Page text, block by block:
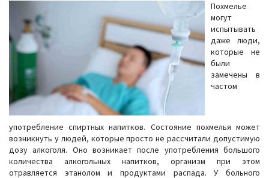
Похмелье
могут
испытывать
даже люди,
которые не
были
замечены в
частом
употребление спиртных напитков. Состояние похмелья может
возникнуть у людей, которые просто не рассчитали допустимую
дозу алкоголя. Оно возникает после употребления большого
количества алкогольных напитков, организм при этом
отравляется этанолом и продуктами распада. У больного